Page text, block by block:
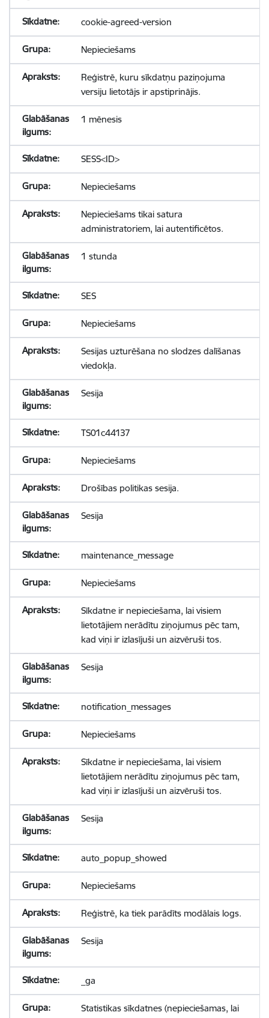
cookie-agreed-version
Nepieciešams
Reģistrē, kuru sīkdatņu paziņojuma
versiju lietotājs ir apstiprinājis.
1 mēnesis
SESS<ID>
Nepieciešams
Nepieciešams tikai satura
administratoriem, lai autentificētos.
1 stunda
SES
Nepieciešams
Sesijas uzturēšana no slodzes dalīšanas
viedokļa.
Sesija
TS01c44137
Nepieciešams
Drošības politikas sesija.
Sesija
maintenance_message
Nepieciešams
Sīkdatne ir nepieciešama, lai visiem
lietotājiem nerādītu ziņojumus pēc tam,
kad viņi ir izlasījuši un aizvēruši tos.
Sesija
notification_messages
Nepieciešams
Sīkdatne ir nepieciešama, lai visiem
lietotājiem nerādītu ziņojumus pēc tam,
kad viņi ir izlasījuši un aizvēruši tos.
Sesija
auto_popup_showed
Nepieciešams
Reģistrē, ka tiek parādīts modālais logs.
Sesija
_ga
Statistikas sīkdatnes (nepieciešamas, lai